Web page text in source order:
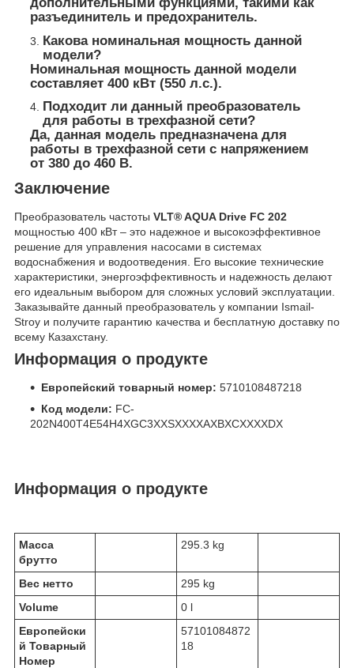
разъединитель и предохранитель.
Какова номинальная мощность данной
модели?
Номинальная мощность данной модели
составляет 400 кВт (550 л.с.).
Подходит ли данный преобразователь
для работы в трехфазной сети?
Да, данная модель предназначена для
работы в трехфазной сети с напряжением
от 380 до 460 В.
Заключение
Преобразователь частоты VLT® AQUA Drive FC 202
мощностью 400 кВт – это надежное и высокоэффективное
решение для управления насосами в системах
водоснабжения и водоотведения. Его высокие технические
характеристики, энергоэффективность и надежность делают
его идеальным выбором для сложных условий эксплуатации.
Заказывайте данный преобразователь у компании Ismail-
Stroy и получите гарантию качества и бесплатную доставку по
всему Казахстану.
Информация о продукте
Европейский товарный номер: 5710108487218
Код модели: FC-
202N400T4E54H4XGC3XXSXXXXAXBXCXXXXDX
Информация о продукте
Масса
брутто
295.3 kg
Вес нетто
295 kg
Volume
0 l
Европейски
й Товарный
Номер
57101084872
18